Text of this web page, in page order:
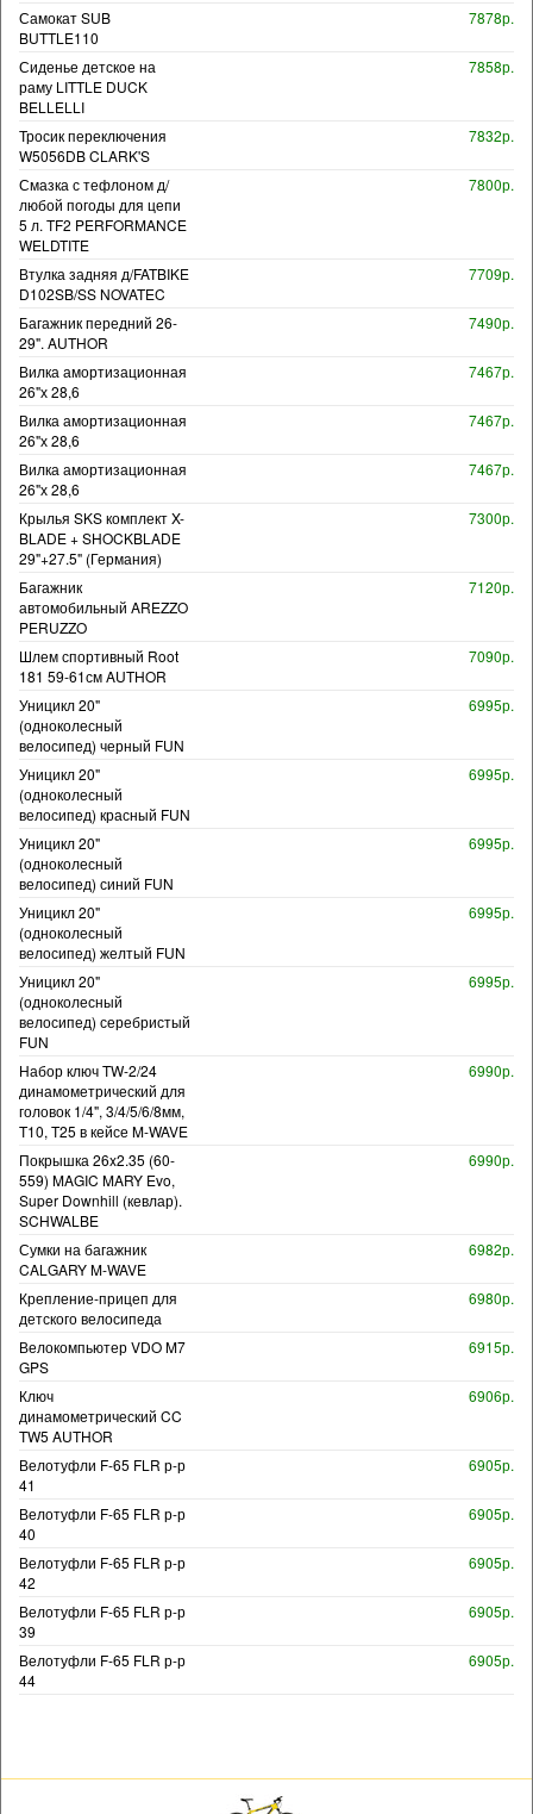
Самокат SUB
BUTTLE110
7878р.
Сиденье детское на
раму LITTLE DUCK
BELLELLI
7858р.
Тросик переключения
W5056DB CLARK'S
7832р.
Смазка с тефлоном д/
любой погоды для цепи
5 л. TF2 PERFORMANCE
WELDTITE
7800р.
Втулка задняя д/FATBIKE
D102SB/SS NOVATEC
7709р.
Багажник передний 26-
29". AUTHOR
7490р.
Вилка амортизационная
26"х 28,6
7467р.
Вилка амортизационная
26"х 28,6
7467р.
Вилка амортизационная
26"х 28,6
7467р.
Крылья SKS комплект X-
BLADE + SHOCKBLADE
29"+27.5" (Германия)
7300р.
Багажник
автомобильный AREZZO
PERUZZO
7120р.
Шлем спортивный Root
181 59-61см AUTHOR
7090р.
Уницикл 20"
(одноколесный
велосипед) черный FUN
6995р.
Уницикл 20"
(одноколесный
велосипед) красный FUN
6995р.
Уницикл 20"
(одноколесный
велосипед) синий FUN
6995р.
Уницикл 20"
(одноколесный
велосипед) желтый FUN
6995р.
Уницикл 20"
(одноколесный
велосипед) серебристый
FUN
6995р.
Набор ключ TW-2/24
динамометрический для
головок 1/4", 3/4/5/6/8мм,
T10, T25 в кейсе M-WAVE
6990р.
Покрышка 26x2.35 (60-
559) MAGIC MARY Evo,
Super Downhill (кевлар).
SCHWALBE
6990р.
Сумки на багажник
CALGARY M-WAVE
6982р.
Крепление-прицеп для
детского велосипеда
6980р.
Велокомпьютер VDO M7
GPS
6915р.
Ключ
динамометрический CC
TW5 AUTHOR
6906р.
Велотуфли F-65 FLR р-р
41
6905р.
Велотуфли F-65 FLR р-р
40
6905р.
Велотуфли F-65 FLR р-р
42
6905р.
Велотуфли F-65 FLR р-р
39
6905р.
Велотуфли F-65 FLR р-р
44
6905р.